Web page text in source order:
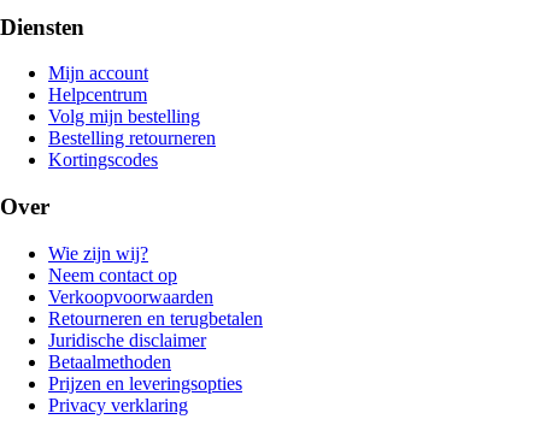
Diensten
Mijn account
Helpcentrum
Volg mijn bestelling
Bestelling retourneren
Kortingscodes
Over
Wie zijn wij?
Neem contact op
Verkoopvoorwaarden
Retourneren en terugbetalen
Juridische disclaimer
Betaalmethoden
Prijzen en leveringsopties
Privacy verklaring